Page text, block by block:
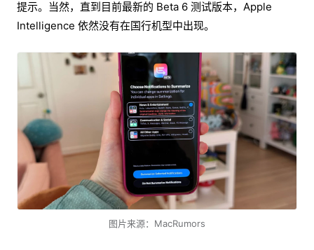
提示。当然，直到目前最新的 Beta 6 测试版本，Apple
Intelligence 依然没有在国行机型中出现。
图片来源：MacRumors